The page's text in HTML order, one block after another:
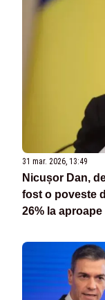
31 mar. 2026, 13:49
Nicușor Dan,
fost o poveste
26% la